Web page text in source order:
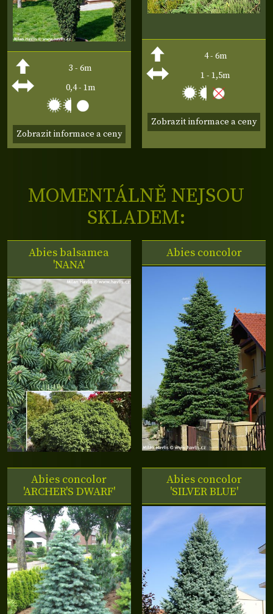
3 - 6m
0,4 - 1m
Zobrazit informace a ceny
4 - 6m
1 - 1,5m
Zobrazit informace a ceny
MOMENTÁLNĚ NEJSOU
SKLADEM:
Abies balsamea
'NANA'
Abies concolor
Abies concolor
'ARCHER'S DWARF'
Abies concolor
'SILVER BLUE'